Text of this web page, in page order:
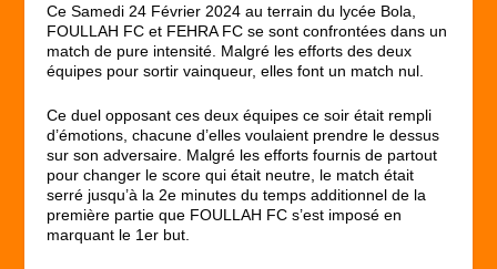
Ce Samedi 24 Février 2024 au terrain du lycée Bola,
FOULLAH FC et FEHRA FC se sont confrontées dans un
match de pure intensité. Malgré les efforts des deux
équipes pour sortir vainqueur, elles font un match nul.
Ce duel opposant ces deux équipes ce soir était rempli
d’émotions, chacune d’elles voulaient prendre le dessus
sur son adversaire. Malgré les efforts fournis de partout
pour changer le score qui était neutre, le match était
serré jusqu’à la 2e minutes du temps additionnel de la
première partie que FOULLAH FC s’est imposé en
marquant le 1er but.